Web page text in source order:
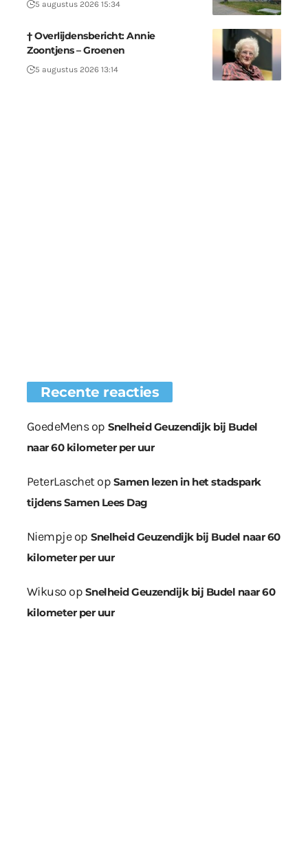
5 augustus 2026 15:34
† Overlijdensbericht: Annie
Zoontjens – Groenen
5 augustus 2026 13:14
Recente reacties
GoedeMensop Snelheid Geuzendijk bij Budel
naar 60 kilometer per uur
PeterLaschetop Samen lezen in het stadspark
tijdens Samen Lees Dag
Niempjeop Snelheid Geuzendijk bij Budel naar 60
kilometer per uur
Wikuso op Snelheid Geuzendijk bij Budel naar 60
kilometer per uur